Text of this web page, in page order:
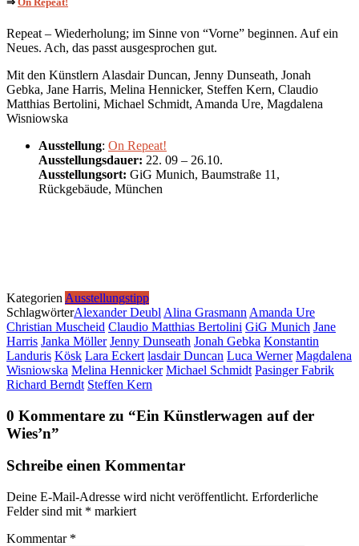
Repeat – Wiederholung; im Sinne von “Vorne” beginnen. Auf ein
Neues. Ach, das passt ausgesprochen gut.
Mit den Künstlern Alasdair Duncan, Jenny Dunseath, Jonah
Gebka, Jane Harris, Melina Hennicker, Steffen Kern, Claudio
Matthias Bertolini, Michael Schmidt, Amanda Ure, Magdalena
Wisniowska
Ausstellung: On Repeat!
Ausstellungsdauer: 22. 09 – 26.10.
Ausstellungsort: GiG Munich, Baumstraße 11,
Rückgebäude, München
Kategorien Ausstellungstipp
SchlagwörterAlexander Deubl Alina Grasmann Amanda Ure
Christian Muscheid Claudio Matthias Bertolini GiG Munich Jane
Harris Janka Möller Jenny Dunseath Jonah Gebka Konstantin
Landuris Kösk Lara Eckert lasdair Duncan Luca Werner Magdalena
Wisniowska Melina Hennicker Michael Schmidt Pasinger Fabrik
Richard Berndt Steffen Kern
0 Kommentare zu “Ein Künstlerwagen auf der
Wies’n”
Schreibe einen Kommentar
Deine E-Mail-Adresse wird nicht veröffentlicht. Erforderliche
Felder sind mit * markiert
Kommentar *